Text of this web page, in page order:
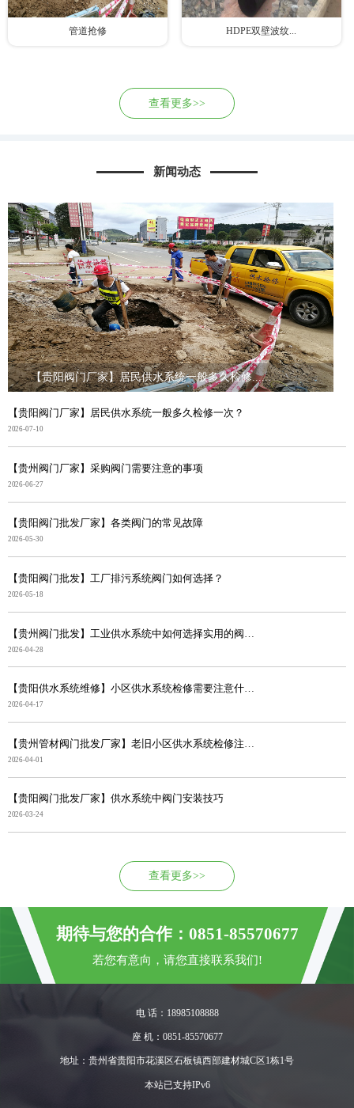
管道抢修 HDPE双壁波纹...
查看更多>>
新闻动态
【贵阳阀门厂家】居民供水系统一般多久检修......
【贵阳阀门厂家】居民供水系统一般多久检修一次？
2026-07-10
【贵州阀门厂家】采购阀门需要注意的事项
2026-06-27
【贵阳阀门批发厂家】各类阀门的常见故障
2026-05-30
【贵阳阀门批发】工厂排污系统阀门如何选择？
2026-05-18
2026-04-28
【贵阳供水系统维修】小区供水系统检修需要注意什么？
2026-04-17
2026-04-01
【贵阳阀门批发厂家】供水系统中阀门安装技巧
2026-03-24
查看更多>>
期待与您的合作：0851-85570677
若您有意向，请您直接联系我们!
电 话：18985108888
座 机：0851-85570677
地址：贵州省贵阳市花溪区石板镇西部建材城C区1栋1号
本站已支持IPv6